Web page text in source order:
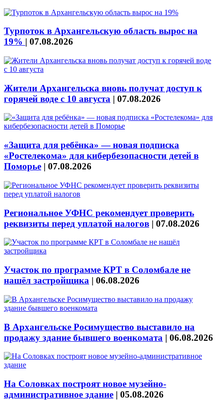
Турпоток в Архангельскую область вырос на
19% | 07.08.2026
Жители Архангельска вновь получат доступ к
горячей воде с 10 августа | 07.08.2026
«Защита для ребёнка» — новая подписка
«Ростелекома» для кибербезопасности детей в
Поморье | 07.08.2026
Региональное УФНС рекомендует проверить
реквизиты перед уплатой налогов | 07.08.2026
Участок по программе КРТ в Соломбале не
нашёл застройщика | 06.08.2026
В Архангельске Росимущество выставило на
продажу здание бывшего военкомата | 06.08.2026
На Соловках построят новое музейно-
административное здание | 05.08.2026